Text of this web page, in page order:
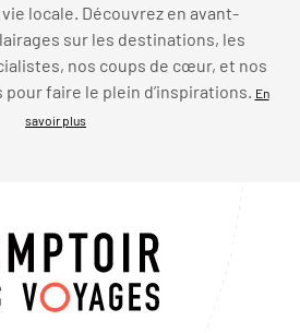
locale. Découvrez en avant-
sur les destinations, les
nos coups de cœur, et nos
faire le plein d’inspirations.
En
savoir plus